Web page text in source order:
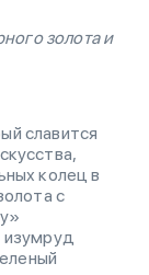
золота и
славится
колец в
с
изумруд